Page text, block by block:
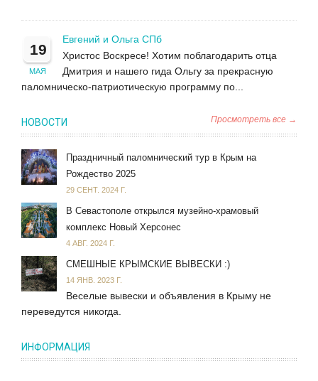
19
МАЯ
Евгений и Ольга СПб
Христос Воскресе! Хотим поблагодарить отца
Дмитрия и нашего гида Ольгу за прекрасную
паломническо-патриотическую программу по...
НОВОСТИ Просмотреть все →
Праздничный паломнический тур в Крым на
Рождество 2025
29 СЕНТ. 2024 Г.
В Севастополе открылся музейно-храмовый
комплекс Новый Херсонес
4 АВГ. 2024 Г.
СМЕШНЫЕ КРЫМСКИЕ ВЫВЕСКИ :)
14 ЯНВ. 2023 Г.
Веселые вывески и объявления в Крыму не
переведутся никогда.
ИНФОРМАЦИЯ